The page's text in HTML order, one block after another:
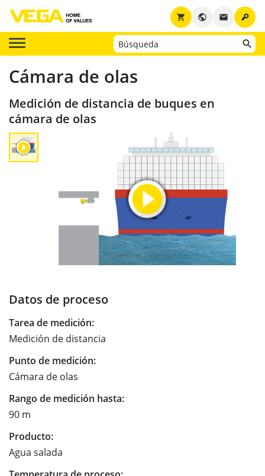
key
email
public
shopping_cart
Cámara de olas
Medición de distancia de buques en
cámara de olas
Datos de proceso
Tarea de medición:
Medición de distancia
Punto de medición:
Cámara de olas
Rango de medición hasta:
90 m
Producto:
Agua salada